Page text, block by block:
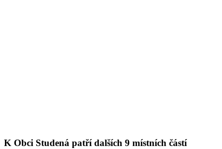
K Obci Studená patří dalších 9 místních částí